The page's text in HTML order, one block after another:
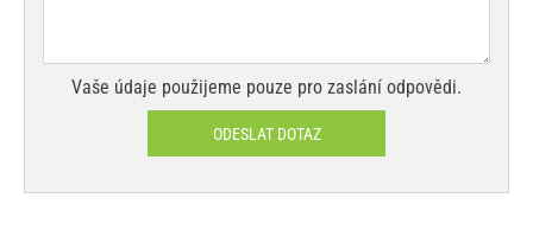
Vaše údaje použijeme pouze pro zaslání odpovědi.
ODESLAT DOTAZ